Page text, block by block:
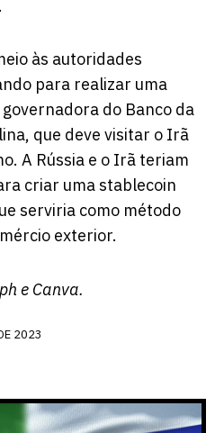
às autoridades
para realizar uma
do Banco da
que deve visitar o Irã
A Rússia e o Irã teriam
criar uma stablecoin
serviria como método
exterior.
e Canva.
2023